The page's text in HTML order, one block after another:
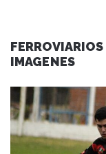
IMAGENES